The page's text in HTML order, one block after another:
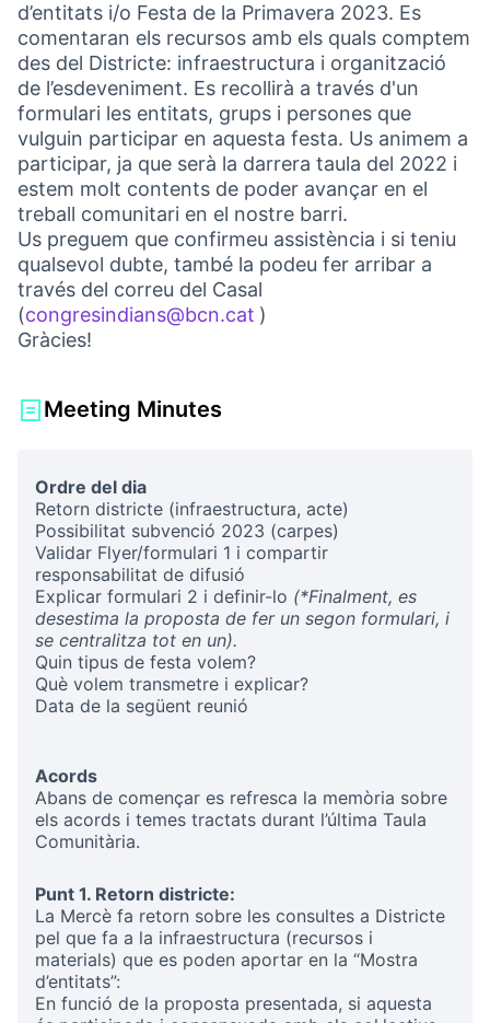
d’entitats i/o Festa de la Primavera 2023. Es
comentaran els recursos amb els quals comptem
des del Districte: infraestructura i organització
de l’esdeveniment. Es recollirà a través d'un
formulari les entitats, grups i persones que
vulguin participar en aquesta festa. Us animem a
participar, ja que serà la darrera taula del 2022 i
estem molt contents de poder avançar en el
treball comunitari en el nostre barri.
Us preguem que confirmeu assistència i si teniu
qualsevol dubte, també la podeu fer arribar a
través del correu del Casal
(congresindians@bcn.cat )
Gràcies! ​
Meeting Minutes
Ordre del dia
Retorn districte (infraestructura, acte)
Possibilitat subvenció 2023 (carpes)
Validar Flyer/formulari 1 i compartir
responsabilitat de difusió
Explicar formulari 2 i definir-lo (*Finalment, es
desestima la proposta de fer un segon formulari, i
se centralitza tot en un).
Quin tipus de festa volem?
Què volem transmetre i explicar?
Data de la següent reunió
Acords
Abans de començar es refresca la memòria sobre
els acords i temes tractats durant l’última Taula
Comunitària.
Punt 1. Retorn districte:
La Mercè fa retorn sobre les consultes a Districte
pel que fa a la infraestructura (recursos i
materials) que es poden aportar en la “Mostra
d’entitats”:
En funció de la proposta presentada, si aquesta